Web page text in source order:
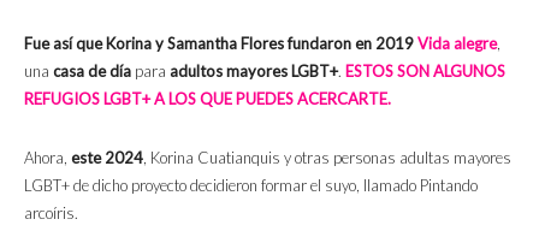
Fue así que Korina y Samantha Flores fundaron en 2019Vida alegre,
una casa de día para adultos mayores LGBT+. ESTOS SON ALGUNOS
REFUGIOS LGBT+ A LOS QUE PUEDES ACERCARTE.
Ahora, este 2024, Korina Cuatianquis y otras personas adultas mayores
LGBT+ de dicho proyecto decidieron formar el suyo, llamado Pintando
arcoíris.